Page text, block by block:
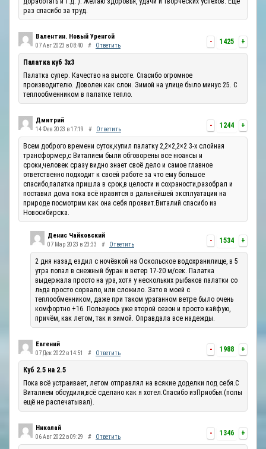
раз спасибо за труд.
- 1425 +
Валентин. Новый Уренгой
07 Авг 2023 в 08:40 # Ответить
Палатка куб 3х3
Палатка супер. Качество на высоте. Спасибо огромное
производителю. Доволен как слон. Зимой на улице было минус 25. С
теплообменником в палатке тепло.
- 1244 +
Дмитрий
14 Фев 2023 в 17:19 # Ответить
Всем доброго времени суток,купил палатку 2,2×2,2×2 3-х слойная
трансформер,с Виталием были обговорены все нюансы и
сроки,человек сразу видно знает своё дело и самое главное
ответственно подходит к своей работе за что ему большое
спасибо,палатка пришла в срок,в целости и сохраности,разобрал и
поставил дома пока всё нравится в дальнейшей эксплуатации на
природе посмотрим как она себя проявит.Виталий спасибо из
Новосибирска.
- 1534 +
Денис Чайковский
07 Мар 2023 в 23:33 # Ответить
2 дня назад ездил с ночёвкой на Оскольское водохранилище, в 5
утра попал в снежный буран и ветер 17-20 м/сек. Палатка
выдержала просто на ура, хотя у нескольких рыбаков палатки со
льда просто сорвало, или сложило. Зато в моей с
теплообменником, даже при таком ураганном ветре было очень
комфортно +16. Пользуюсь уже второй сезон и просто кайфую,
причём, как летом, так и зимой. Оправдала все надежды.
- 1988 +
Евгений
07 Дек 2022 в 14:51 # Ответить
Куб 2.5 на 2.5
Пока всё устраивает, летом отправлял на всякие доделки под себя.С
Виталием обсудили,всё сделано как я хотел.Спасибо изПриобья.(полы
ещё не распечатывал).
- 1346 +
Николай
06 Авг 2022 в 09:29 # Ответить